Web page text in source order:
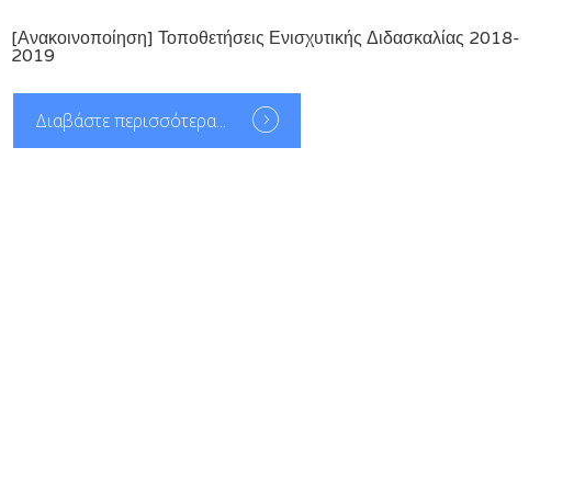
[Ανακοινοποίηση] Τοποθετήσεις Ενισχυτικής Διδασκαλίας 2018-
2019
Διαβάστε περισσότερα...